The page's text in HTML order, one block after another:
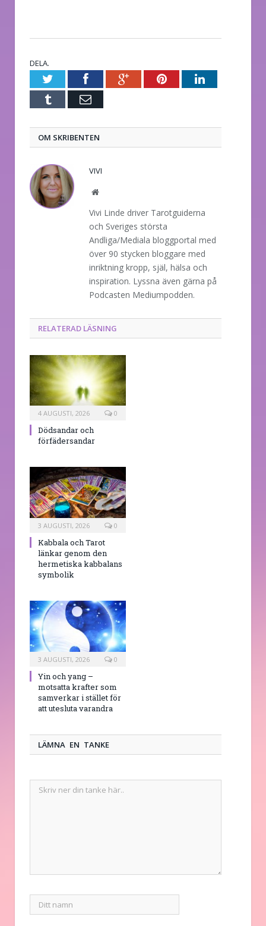
DELA.
TwitterFacebookGoogle+PinterestLinkedIn
Tumblr E-
OM SKRIBENTEN
VIVI
Website
Vivi Linde driver Tarotguiderna
och Sveriges största
Andliga/Mediala bloggportal med
över 90 stycken bloggare med
inriktning kropp, själ, hälsa och
inspiration. Lyssna även gärna på
Podcasten Mediumpodden.
RELATERAD LÄSNING
4 AUGUSTI, 2026 0
Dödsandar och
förfädersandar
3 AUGUSTI, 2026 0
Kabbala och Tarot
länkar genom den
hermetiska kabbalans
symbolik
3 AUGUSTI, 2026 0
Yin och yang –
motsatta krafter som
samverkar i stället för
att utesluta varandra
LÄMNA EN TANKE